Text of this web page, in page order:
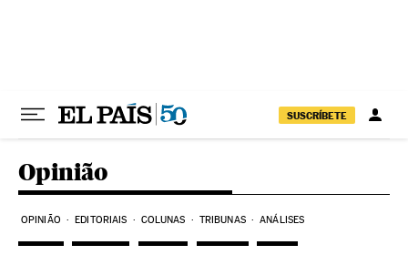
SUSCRÍBETE
Opinião
OPINIÃO EDITORIAIS COLUNAS TRIBUNAS ANÁLISES